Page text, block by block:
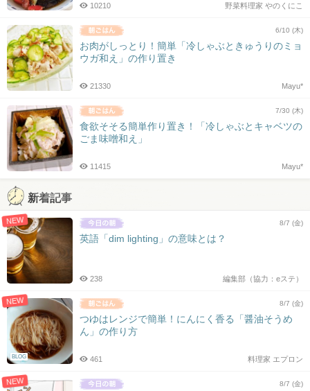
野菜料理家 やのくにこ
10210
6/10 (木)
お肉がしっとり！簡単「冷しゃぶときゅうりのミョ
ウガ和え」の作り置き
Mayu*
21330
7/30 (木)
食欲そそる簡単作り置き！「冷しゃぶとキャベツの
ごま味噌和え」
Mayu*
11415
新着記事
NEW 8/7 (金)
英語「dim lighting」の意味とは？
編集部（協力：eステ）
238
NEW
BLOG
8/7 (金)
つゆはレンジで簡単！にんにく香る「醤油そうめ
ん」の作り方
料理家 エプロン
461
NEW 8/7 (金)